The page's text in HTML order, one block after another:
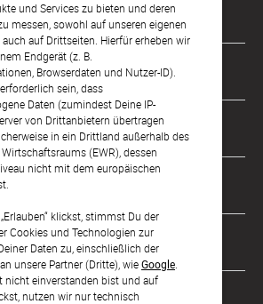
und Services zu bieten und deren
messen, sowohl auf unseren eigenen
auf Drittseiten. Hierfür erheben wir
Endgerät (z. B.
Browserdaten und Nutzer-ID).
sein, dass
Daten (zumindest Deine IP-
von Drittanbietern übertragen
in ein Drittland außerhalb des
(EWR), dessen
nicht mit dem europäischen
klickst, stimmst Du der
Cookies und Technologien zur
Daten zu, einschließlich der
unsere Partner (Dritte), wieGoogle
nicht einverstanden bist und auf
nutzen wir nur technisch
17 Uhr